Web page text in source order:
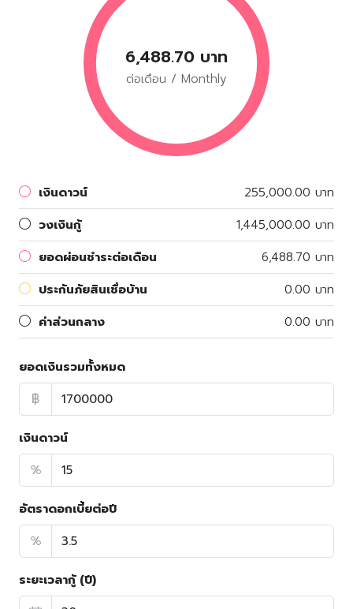
6,488.70 บาท
ต่อเดือน / Monthly
เงินดาวน์
255,000.00 บาท
วงเงินกู้
1,445,000.00 บาท
ยอดผ่อนชำระต่อเดือน
6,488.70 บาท
ประกันภัยสินเชื่อบ้าน
0.00 บาท
ค่าส่วนกลาง
0.00 บาท
ยอดเงินรวมทั้งหมด
฿
เงินดาวน์
%
อัตราดอกเบี้ยต่อปี
%
ระยะเวลากู้ (ปี)